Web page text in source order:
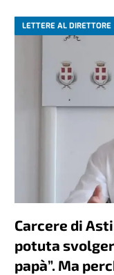
LETTERE AL DIRETTORE
Carcere di
potuta
papà”. Ma